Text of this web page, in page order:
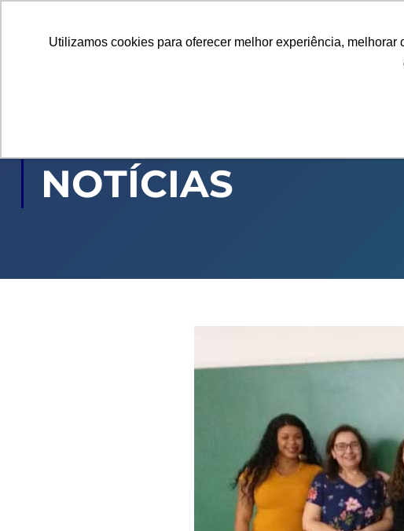
Utilizamos cookies para oferecer melhor experiência,
PÓS-
NOTÍCIAS